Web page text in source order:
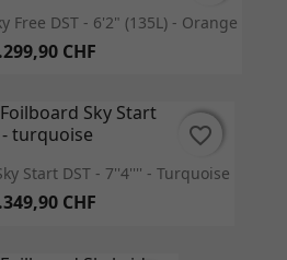
Free DST - 6'2" (135L) - Orange
CHF
Start DST - 7''4'''' - Turquoise
CHF
favorite_border
favorite_border